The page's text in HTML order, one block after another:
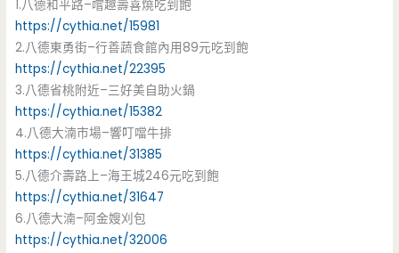
1.八德和平路–嚐趣壽喜燒吃到飽
https://cythia.net/15981
2.八德東勇街–行善蔬食館內用89元吃到飽
https://cythia.net/22395
3.八德省桃附近–三好美自助火鍋
https://cythia.net/15382
4.八德大湳市場–響叮噹牛排
https://cythia.net/31385
5.八德介壽路上–海王城246元吃到飽
https://cythia.net/31647
6.八德大湳–阿金嫂刈包
https://cythia.net/32006